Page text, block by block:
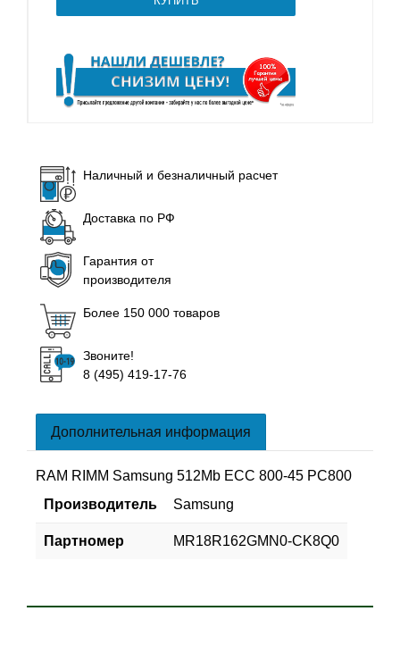
Наличный и безналичный расчет
Доставка по РФ
Гарантия от
производителя
Более 150 000 товаров
Звоните!
8 (495) 419-17-76
Дополнительная информация
RAM RIMM Samsung 512Mb ECC 800-45 PC800
Производитель
Samsung
Партномер MR18R162GMN0-CK8Q0